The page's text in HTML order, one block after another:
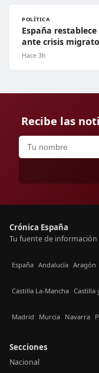
POLÍTICA
España
ante crisis
Hace 3h
Recibe las
Crónica España
Tu fuente de información
España Andalucía Aragón
Castilla La-Mancha Castilla
Madrid Murcia Navarra
Secciones
Nacional